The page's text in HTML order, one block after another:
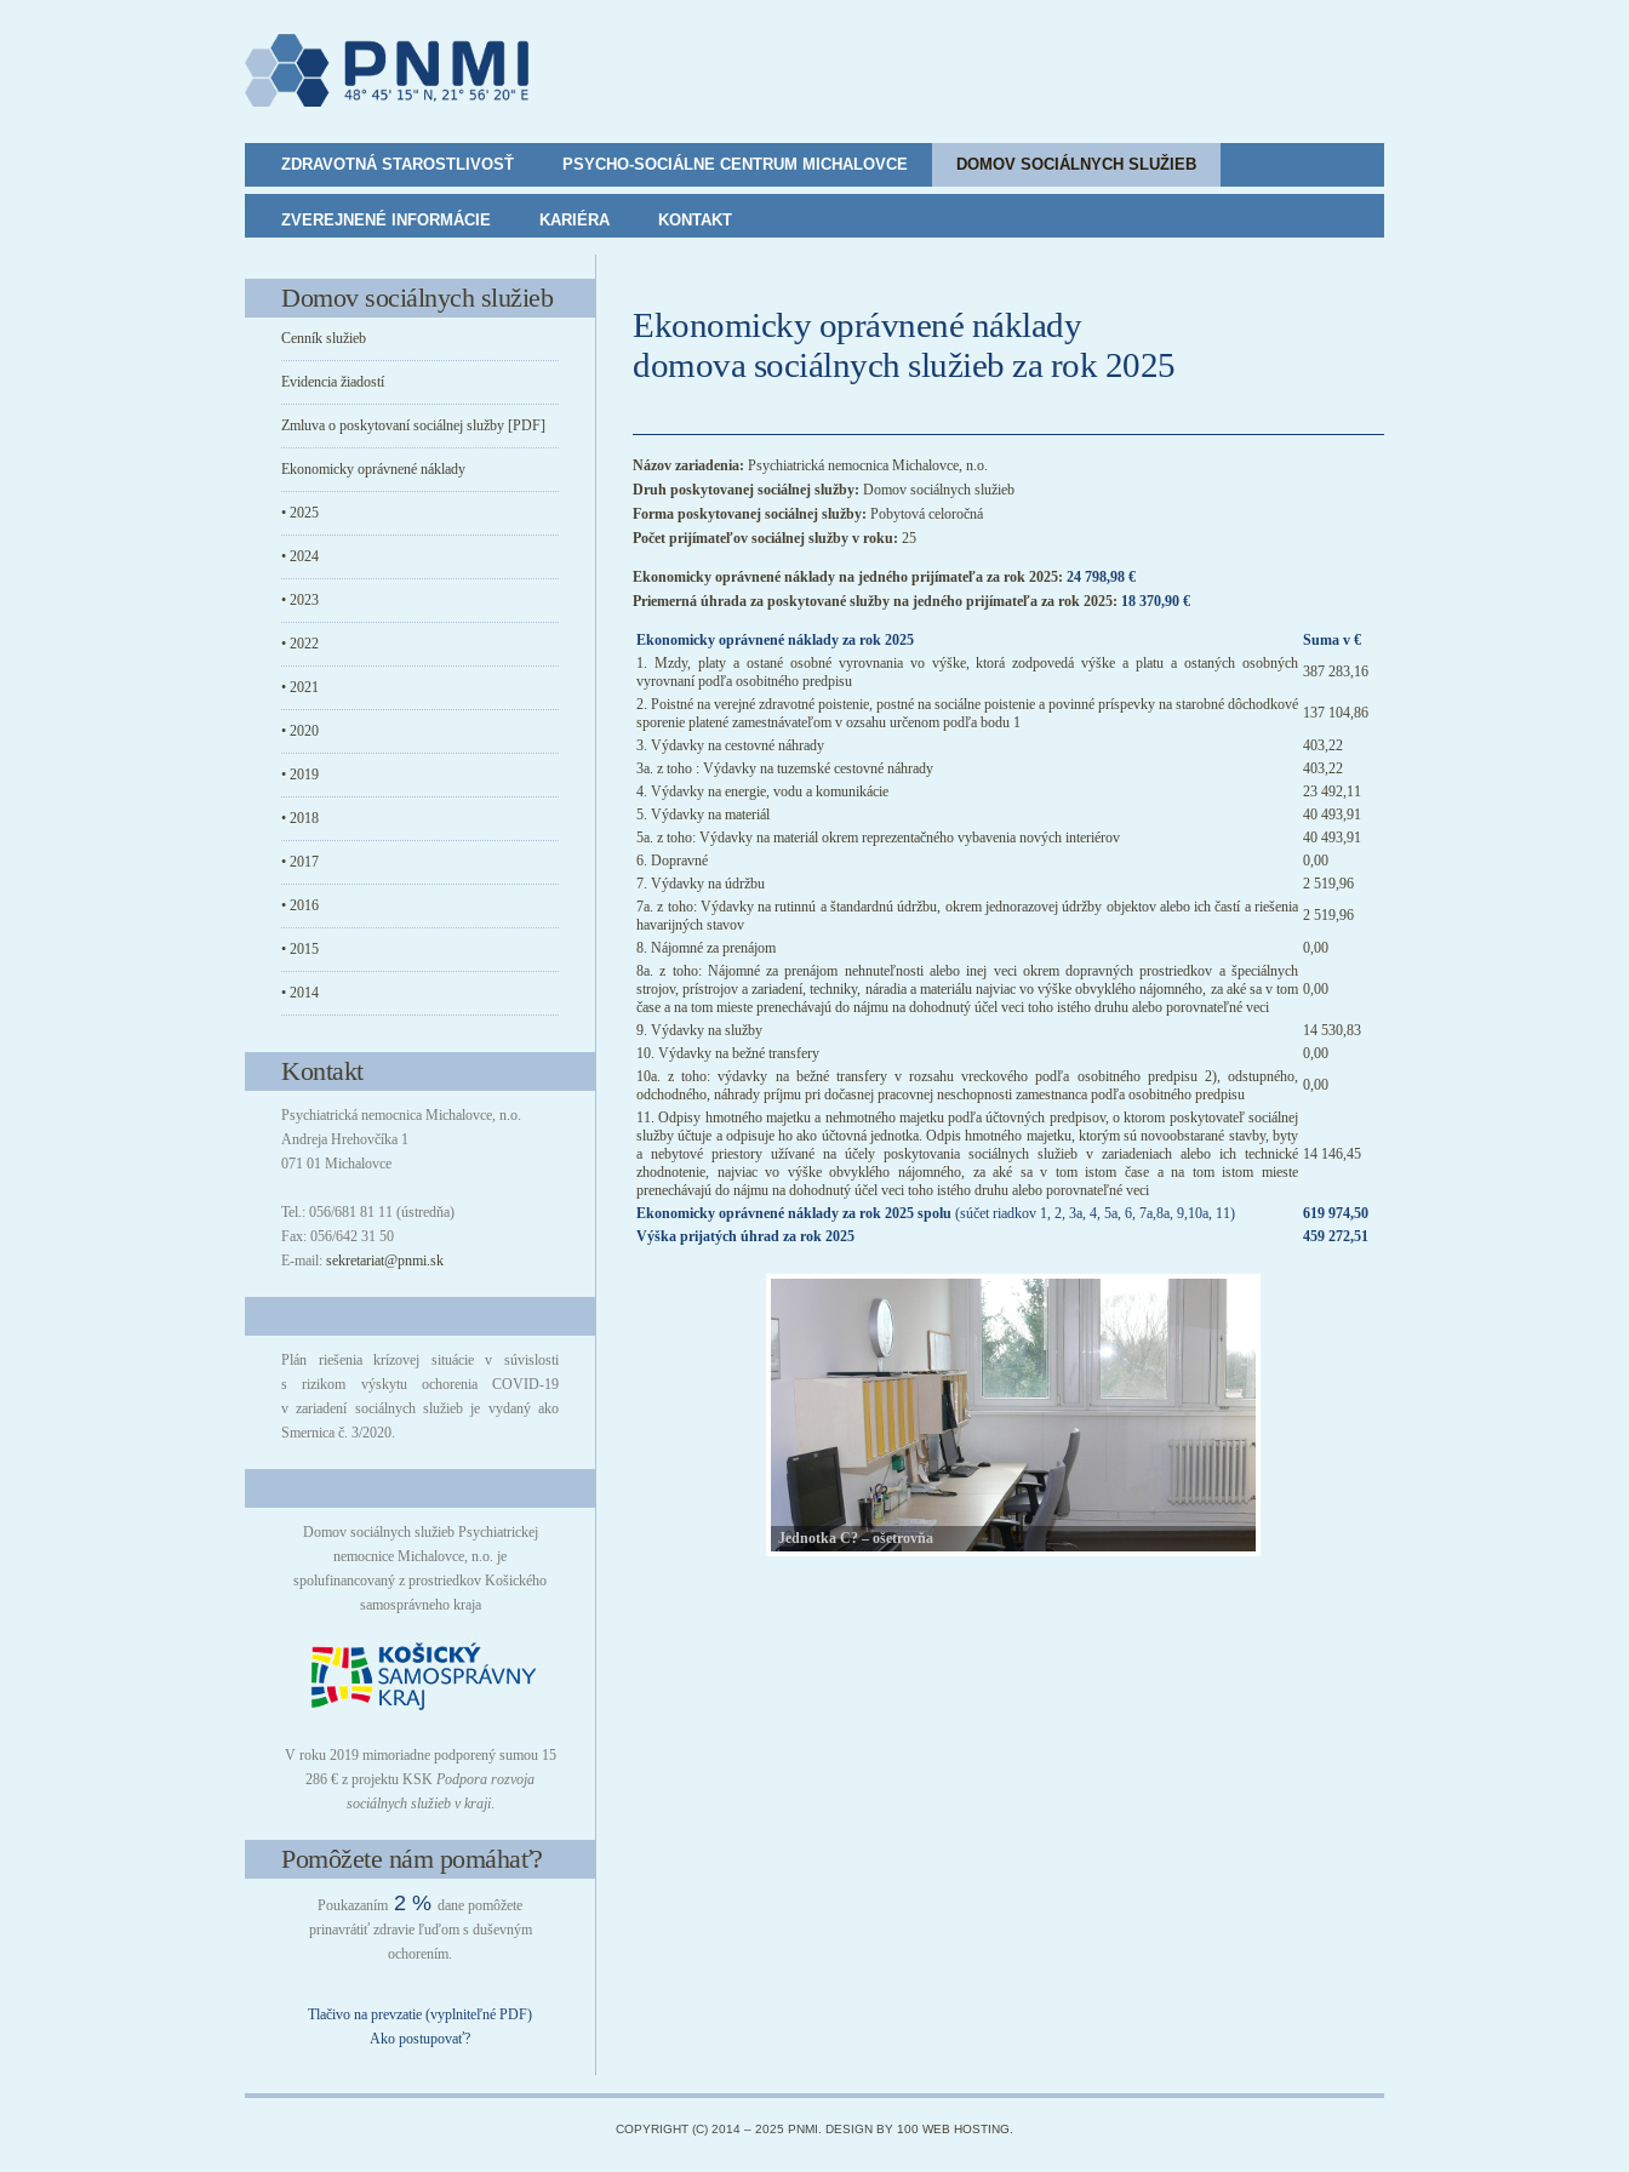
ZDRAVOTNÁ STAROSTLIVOSŤ PSYCHO-SOCIÁLNE CENTRUM MICHALOVCE DOMOV SOCIÁLNYCH SLUŽIEB
ZVEREJNENÉ INFORMÁCIE KARIÉRA KONTAKT
Ekonomicky oprávnené náklady
domova sociálnych služieb za rok 2025
Názov zariadenia: Psychiatrická nemocnica Michalovce, n.o.
Druh poskytovanej sociálnej služby: Domov sociálnych služieb
Forma poskytovanej sociálnej služby: Pobytová celoročná
Počet prijímateľov sociálnej služby v roku: 25
Ekonomicky oprávnené náklady na jedného prijímateľa za rok 2025: 24 798,98 €
Priemerná úhrada za poskytované služby na jedného prijímateľa za rok 2025: 18 370,90 €
Ekonomicky oprávnené náklady za rok 2025
Suma v €
1. Mzdy, platy a ostané osobné vyrovnania vo výške, ktorá zodpovedá výške a platu a ostaných osobných
vyrovnaní podľa osobitného predpisu
387 283,16
2. Poistné na verejné zdravotné poistenie, postné na sociálne poistenie a povinné príspevky na starobné dôchodkové
sporenie platené zamestnávateľom v ozsahu určenom podľa bodu 1
137 104,86
3. Výdavky na cestovné náhrady
403,22
3a. z toho : Výdavky na tuzemské cestovné náhrady
403,22
4. Výdavky na energie, vodu a komunikácie
23 492,11
5. Výdavky na materiál
40 493,91
5a. z toho: Výdavky na materiál okrem reprezentačného vybavenia nových interiérov
40 493,91
6. Dopravné
0,00
7. Výdavky na údržbu
2 519,96
7a. z toho: Výdavky na rutinnú a štandardnú údržbu, okrem jednorazovej údržby objektov alebo ich častí a riešenia
havarijných stavov
2 519,96
8. Nájomné za prenájom
0,00
8a. z toho: Nájomné za prenájom nehnuteľnosti alebo inej veci okrem dopravných prostriedkov a špeciálnych
strojov, prístrojov a zariadení, techniky, náradia a materiálu najviac vo výške obvyklého nájomného, za aké sa v tom
čase a na tom mieste prenechávajú do nájmu na dohodnutý účel veci toho istého druhu alebo porovnateľné veci
0,00
9. Výdavky na služby
14 530,83
10. Výdavky na bežné transfery
0,00
10a. z toho: výdavky na bežné transfery v rozsahu vreckového podľa osobitného predpisu 2), odstupného,
odchodného, náhrady príjmu pri dočasnej pracovnej neschopnosti zamestnanca podľa osobitného predpisu
0,00
11. Odpisy hmotného majetku a nehmotného majetku podľa účtovných predpisov, o ktorom poskytovateľ sociálnej
služby účtuje a odpisuje ho ako účtovná jednotka. Odpis hmotného majetku, ktorým sú novoobstarané stavby, byty
a nebytové priestory užívané na účely poskytovania sociálnych služieb v zariadeniach alebo ich technické
zhodnotenie, najviac vo výške obvyklého nájomného, za aké sa v tom istom čase a na tom istom mieste
prenechávajú do nájmu na dohodnutý účel veci toho istého druhu alebo porovnateľné veci
14 146,45
Ekonomicky oprávnené náklady za rok 2025 spolu (súčet riadkov 1, 2, 3a, 4, 5a, 6, 7a,8a, 9,10a, 11)
619 974,50
Výška prijatých úhrad za rok 2025
459 272,51
Jednotka C? – ošetrovňa
Domov sociálnych služieb
Cenník služieb
Evidencia žiadostí
Zmluva o poskytovaní sociálnej služby [PDF]
Ekonomicky oprávnené náklady
• 2025
• 2024
• 2023
• 2022
• 2021
• 2020
• 2019
• 2018
• 2017
• 2016
• 2015
• 2014
Kontakt
Psychiatrická nemocnica Michalovce, n.o.
Andreja Hrehovčíka 1
071 01 Michalovce
Tel.: 056/681 81 11 (ústredňa)
Fax: 056/642 31 50
E-mail: sekretariat@pnmi.sk
Plán riešenia krízovej situácie v súvislosti
s rizikom výskytu ochorenia COVID-19
v zariadení sociálnych služieb je vydaný ako
Smernica č. 3/2020.
Domov sociálnych služieb Psychiatrickej
nemocnice Michalovce, n.o. je
spolufinancovaný z prostriedkov Košického
samosprávneho kraja
V roku 2019 mimoriadne podporený sumou 15
286 € z projektu KSK Podpora rozvoja
sociálnych služieb v kraji.
Pomôžete nám pomáhať?
Poukazaním 2 % dane pomôžete
prinavrátiť zdravie ľuďom s duševným
ochorením.
Tlačivo na prevzatie (vyplniteľné PDF)
Ako postupovať?
COPYRIGHT (C) 2014 – 2025 PNMI. DESIGN BY 100 WEB HOSTING